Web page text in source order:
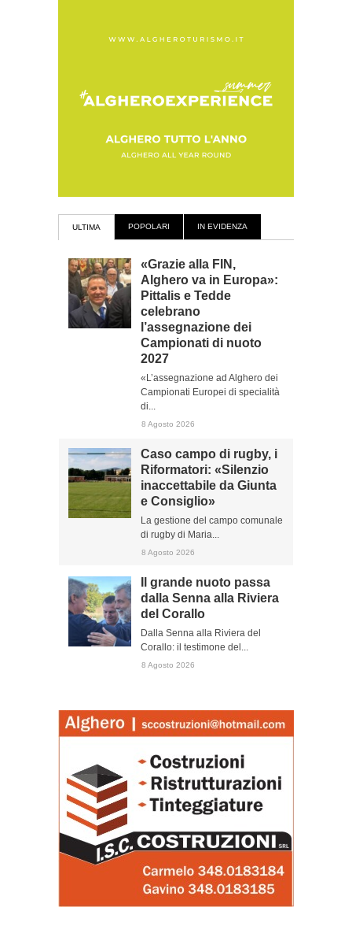
ULTIMA POPOLARI IN EVIDENZA
«Grazie alla FIN,
Alghero va in Europa»:
Pittalis e Tedde
celebrano
l’assegnazione dei
Campionati di nuoto
2027
«L’assegnazione ad Alghero dei
Campionati Europei di specialità
di...
8 Agosto 2026
Caso campo di rugby, i
Riformatori: «Silenzio
inaccettabile da Giunta
e Consiglio»
La gestione del campo comunale
di rugby di Maria...
8 Agosto 2026
Il grande nuoto passa
dalla Senna alla Riviera
del Corallo
Dalla Senna alla Riviera del
Corallo: il testimone del...
8 Agosto 2026